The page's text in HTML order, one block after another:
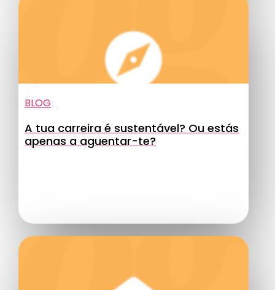
BLOG
A tua carreira é sustentável? Ou estás
apenas a aguentar-te?